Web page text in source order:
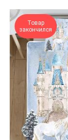
Товар
закончился